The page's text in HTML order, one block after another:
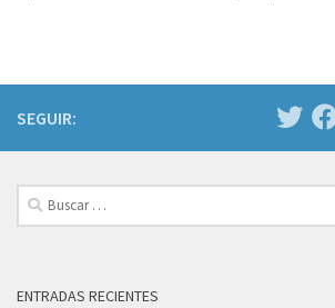
SEGUIR:
Buscar:
ENTRADAS RECIENTES